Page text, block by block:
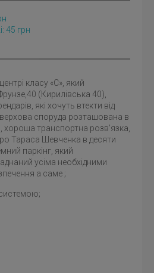
45 грн
класу «С», який
(Кирилівська 40),
які хочуть втекти від
споруда розташована в
хороша транспортна розв’язка,
Тараса Шевченка в десяти
паркінг, який
усіма необхідними
а саме ;